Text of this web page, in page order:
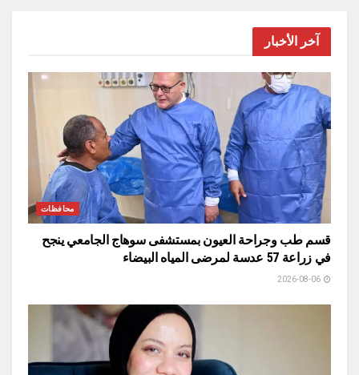
آخر الأخبار
محافظات
قسم طب وجراحة العيون بمستشفى سوهاج الجامعي ينجح
في زراعة 57 عدسة لمرضى المياه البيضاء